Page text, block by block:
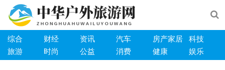
综合 财经 资讯 汽车 房产家居
科技
旅游
时尚 公益 消费 健康 娱乐